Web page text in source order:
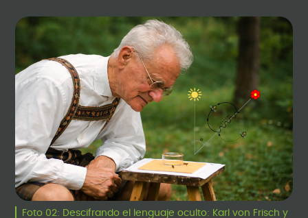
Foto 02: Descifrando el lenguaje oculto: Karl von Frisch y